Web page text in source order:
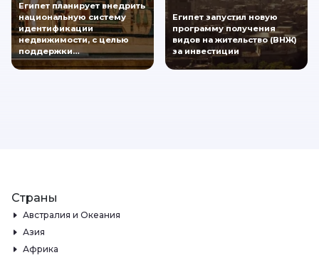
Египет планирует внедрить
национальную систему
идентификации
недвижимости, с целью
поддержки…
Египет запустил новую
программу получения
видов на жительство (ВНЖ)
за инвестиции
Страны
Австралия и Океания
Азия
Африка